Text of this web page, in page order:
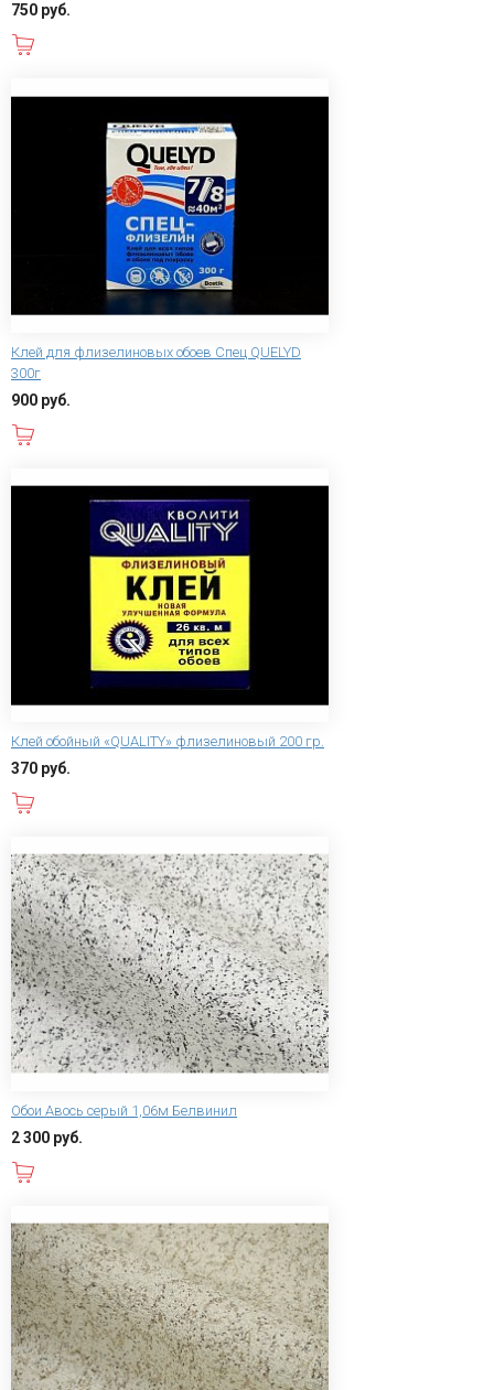
750 руб.
Клей для флизелиновых обоев Спец QUELYD
300г
900 руб.
Клей обойный «QUALITY» флизелиновый 200 гр.
370 руб.
Обои Авось серый 1,06м Белвинил
2 300 руб.